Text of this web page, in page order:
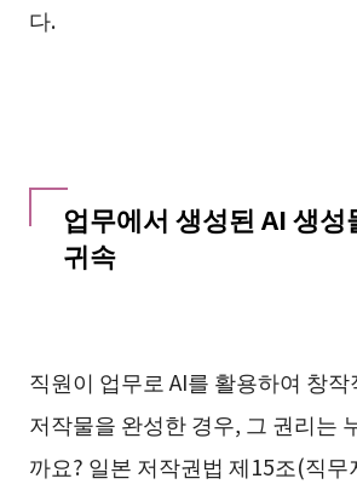
다.
업무에서 생성된 AI 생성
귀속
직원이 업무로 AI를 활용하여 창
저작물을 완성한 경우, 그 권리는
까요? 일본 저작권법 제15조(직무